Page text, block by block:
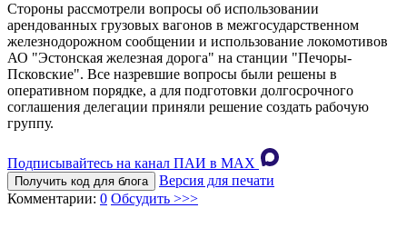
Стороны рассмотрели вопросы об использовании
арендованных грузовых вагонов в межгосударственном
железнодорожном сообщении и использование локомотивов
АО "Эстонская железная дорога" на станции "Печоры-
Псковские". Все назревшие вопросы были решены в
оперативном порядке, а для подготовки долгосрочного
соглашения делегации приняли решение создать рабочую
группу.
Подписывайтесь на канал ПАИ в MAХ
Получить код для блога
Версия для печати
Комментарии: 0 Обсудить >>>